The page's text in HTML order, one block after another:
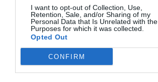
I want to opt-out of Collection, Use,
Retention, Sale, and/or Sharing of my
Personal Data that Is Unrelated with the
Purposes for which it was collected.
Opted Out
CONFIRMΓίνε Συνδρομητής